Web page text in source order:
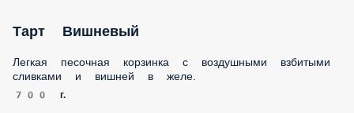
Тарт Вишневый
Легкая песочная корзинка с воздушными взбитыми
сливками и вишней в желе.
700 г.